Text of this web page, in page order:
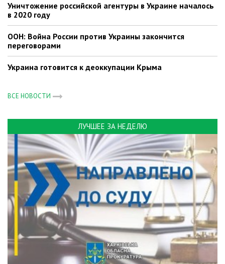
Уничтожение российской агентуры в Украине началось
в 2020 году
ООН: Война России против Украины закончится
переговорами
Украина готовится к деоккупации Крыма
ВСЕ НОВОСТИ
ЛУЧШЕЕ ЗА НЕДЕЛЮ